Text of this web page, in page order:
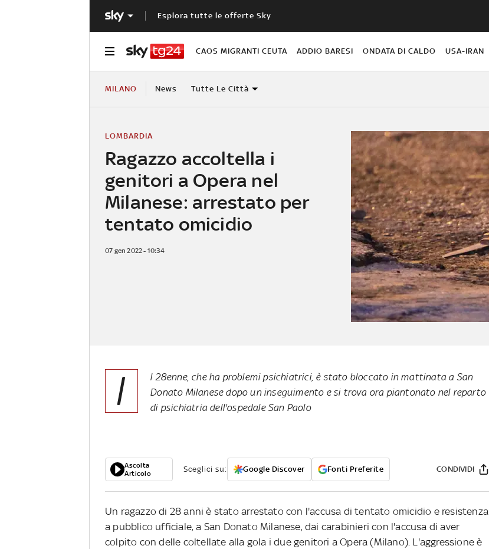
Esplora tutte le offerte Sky
CAOS MIGRANTI CEUTA ADDIO BARESI ONDATA DI CALDO USA-IRAN
MILANO News Tutte Le Città
Ragazzo accoltella i
genitori a Opera nel
Milanese: arrestato per
tentato omicidio
LOMBARDIA
07 gen 2022 - 10:34
I
l 28enne, che ha problemi psichiatrici, è stato bloccato in mattinata a San
Donato Milanese dopo un inseguimento e si trova ora piantonato nel reparto
di psichiatria dell'ospedale San Paolo
Ascolta
Articolo
Sceglici su: Google Discover Fonti Preferite CONDIVIDI
Un ragazzo di 28 anni è stato arrestato con l'accusa di tentato omicidio e resistenza
a pubblico ufficiale,a San Donato Milanese,dai carabinieri con l'accusa di aver
colpito con delle coltellate alla gola i due genitori a Opera (Milano). L'aggressione è